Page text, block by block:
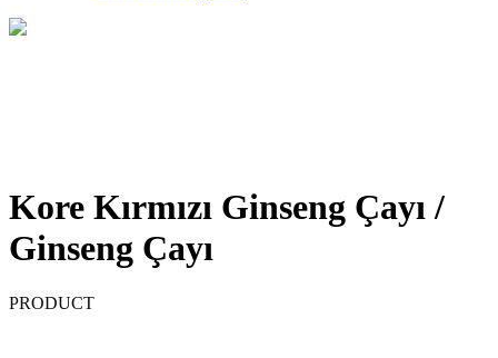
Kore Kırmızı Ginseng Çayı /
Ginseng Çayı
PRODUCT